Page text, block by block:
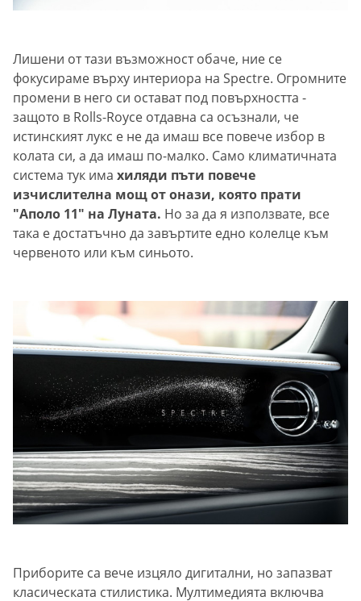
Лишени от тази възможност обаче, ние се
фокусираме върху интериора на Spectre. Огромните
промени в него си остават под повърхността -
защото в Rolls-Royce отдавна са осъзнали, че
истинският лукс е не да имаш все повече избор в
колата си, а да имаш по-малко. Само климатичната
система тук има хиляди пъти повече
изчислителна мощ от онази, която прати
"Аполо 11" на Луната. Но за да я използвате, все
така е достатъчно да завъртите едно колелце към
червеното или към синьото.
Приборите са вече изцяло дигитални, но запазват
класическата стилистика. Мултимедията включва